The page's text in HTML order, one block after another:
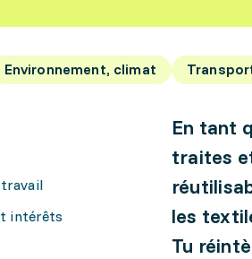
Environnement, climat
intérêts
En tant
traites
les
Tu